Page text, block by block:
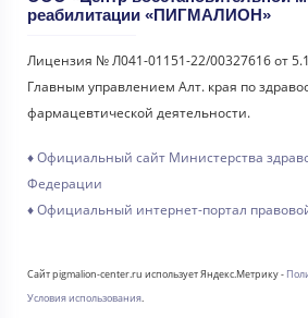
реабилитации «ПИГМАЛИОН»
Лицензия № Л041-01151-22/00327616 от
Главным управлением Алт. края по
фармацевтической деятельности.
♦ Официальный сайт Министерства
Федерации
♦ Официальный интернет-портал
Сайт pigmalion-center.ru использует Яндекс.Метрику -
Условия использования.